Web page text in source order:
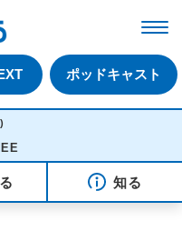
ポッドキャスト
知る